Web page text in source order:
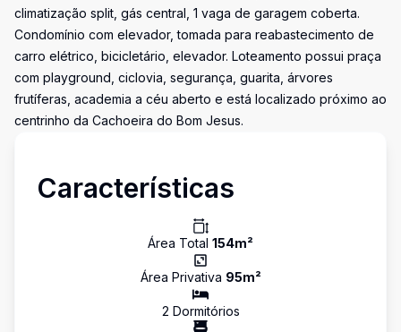
climatização split, gás central, 1 vaga de garagem coberta.
Condomínio com elevador, tomada para reabastecimento de
carro elétrico, bicicletário, elevador. Loteamento possui praça
com playground, ciclovia, segurança, guarita, árvores
frutíferas, academia a céu aberto e está localizado próximo ao
centrinho da Cachoeira do Bom Jesus.
Características
Área Total 154m²
Área Privativa 95m²
2 Dormitórios